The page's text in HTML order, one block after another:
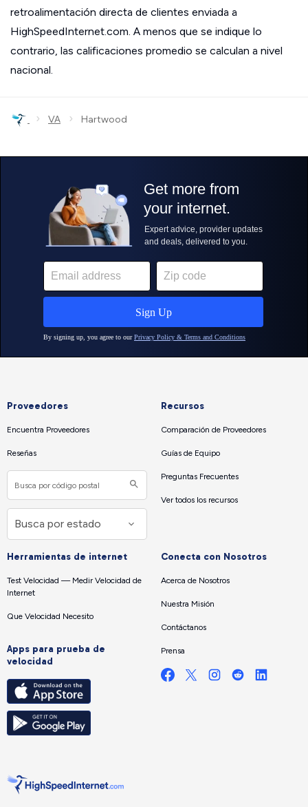
retroalimentación directa de clientes enviada a
HighSpeedInternet.com. A menos que se indique lo
contrario, las calificaciones promedio se calculan a nivel
nacional.
› VA › Hartwood
Proveedores
Encuentra Proveedores
Reseñas
Recursos
Comparación de Proveedores
Guías de Equipo
Preguntas Frecuentes
Ver todos los recursos
Herramientas de internet
Test Velocidad — Medir Velocidad de
Internet
Que Velocidad Necesito
Apps para prueba de
velocidad
Conecta con Nosotros
Acerca de Nosotros
Nuestra Misión
Contáctanos
Prensa